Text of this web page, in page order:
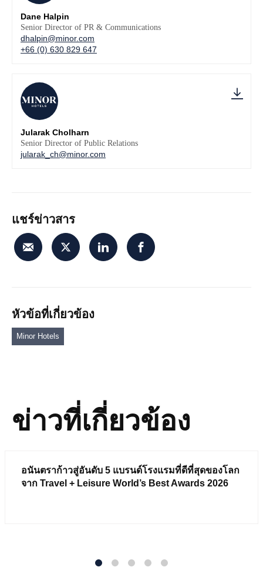
Dane Halpin
Senior Director of PR & Communications
dhalpin@minor.com
+66 (0) 630 829 647
Jularak Cholharn
Senior Director of Public Relations
jularak_ch@minor.com
แชร์ข่าวสาร
หัวข้อที่เกี่ยวข้อง
Minor Hotels
ข่าวที่เกี่ยวข้อง
อนันตราก้าวสู่อันดับ 5 แบรนด์โรงแรมที่ดีที่สุดของโลก
จาก Travel + Leisure World’s Best Awards 2026